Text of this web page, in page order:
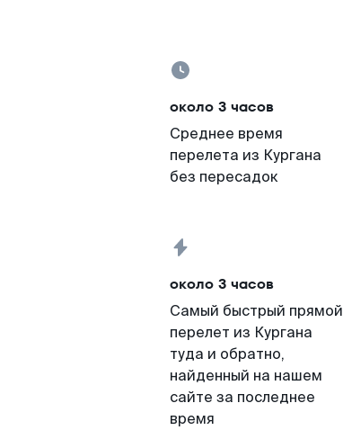
около 3 часов
Среднее время
перелета из Кургана
без пересадок
около 3 часов
Самый быстрый прямой
перелет из Кургана
туда и обратно,
найденный на нашем
сайте за последнее
время